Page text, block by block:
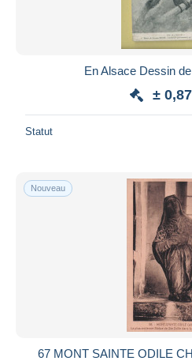
En Alsace Dessin
±
Statut
Nouveau
67 MONT SAINTE ODILE